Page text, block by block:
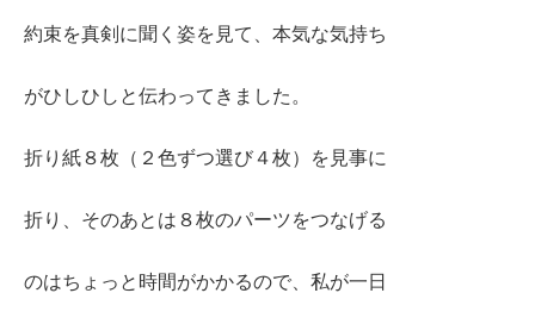
約束を真剣に聞く姿を見て、本気な気持ち
がひしひしと伝わってきました。
折り紙８枚（２色ずつ選び４枚）を見事に
折り、そのあとは８枚のパーツをつなげる
のはちょっと時間がかかるので、私が一日